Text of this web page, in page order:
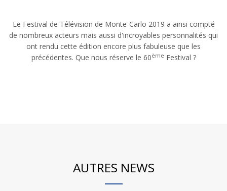
Le Festival de Télévision de Monte-Carlo 2019 a ainsi compté
de nombreux acteurs mais aussi d'incroyables personnalités qui
ont rendu cette édition encore plus fabuleuse que les
précédentes. Que nous réserve le 60ème Festival ?
AUTRES NEWS